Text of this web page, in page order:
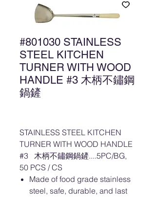
#801030 STAINLESS
STEEL KITCHEN
TURNER WITH WOOD
HANDLE #3 木柄不鏽鋼
鍋鏟
STAINLESS STEEL KITCHEN
TURNER WITH WOOD HANDLE
#3 木柄不鏽鋼鍋鏟....5PC/BG,
50 PCS / CS
Made of food grade stainless
steel, safe, durable, and last